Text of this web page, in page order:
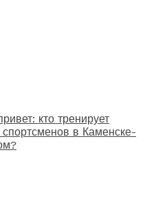
кто тренирует
в Каменске-